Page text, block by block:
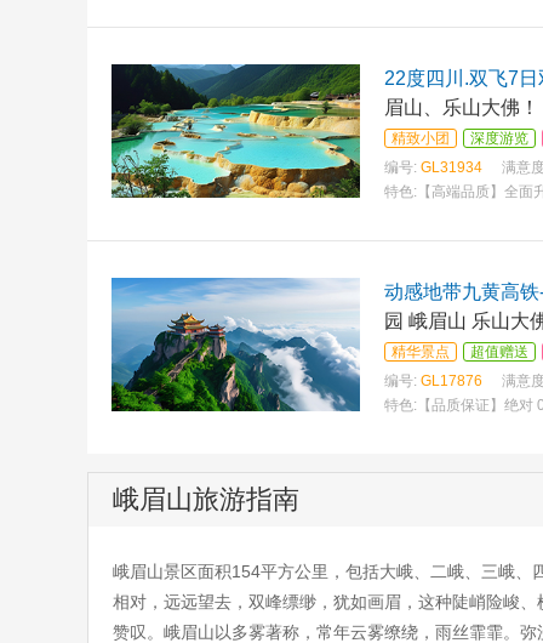
22度四川.双飞7
眉山、乐山大佛
精致小团
深度游览
编号: GL31934
满意
特色: 【高端品质】全
动感地带九黄高
园 峨眉山 乐山大
精华景点
超值赠送
编号: GL17876
满意
特色: 【品质保证】绝
峨眉山旅游指南
峨眉山景区面积154平方公里，包括大峨、二峨、三峨
相对，远远望去，双峰缥缈，犹如画眉，这种陡峭险峻
赞叹。峨眉山以多雾著称，常年云雾缭绕，雨丝霏霏。